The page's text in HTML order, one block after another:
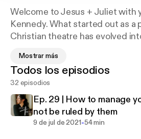
Welcome to Jesus + Juliet with
Kennedy. What started out as a
Christian theatre has evolved
development, relationships, and
If you love it, leave a review and
follow me on IG
Mostrar más
Todos los episodios
32 episodios
Ep. 29 | How to manage
not be ruled by them
9 de jul de 2021-54 min